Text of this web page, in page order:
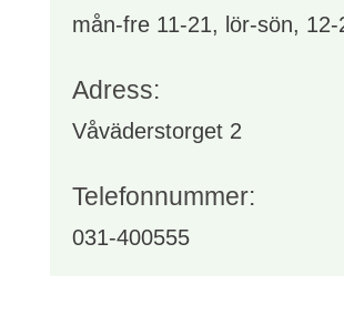
mån-fre 11-21, lör-sön, 12-
Adress:
Våväderstorget 2
Telefonnummer:
031-400555